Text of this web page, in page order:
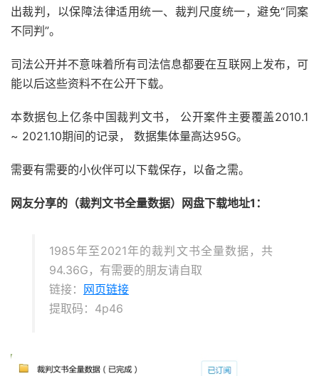
出裁判，以保障法律适用统一、裁判尺度统一，避免“同案
不同判”。
司法公开并不意味着所有司法信息都要在互联网上发布，可
能以后这些资料不在公开下载。
本数据包上亿条中国裁判文书， 公开案件主要覆盖2010.1
~ 2021.10期间的记录， 数据集体量高达95G。
需要有需要的小伙伴可以下载保存，以备之需。
网友分享的（裁判文书全量数据）网盘下载地址1：
1985年至2021年的裁判文书全量数据，共
94.36G，有需要的朋友请自取
链接： 网页链接
提取码：4p46 ​​​